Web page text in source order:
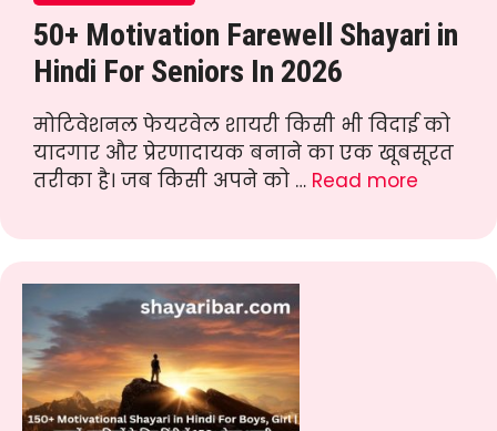
50+ Motivation Farewell Shayari in
Hindi For Seniors In 2026
मोटिवेशनल फेयरवेल शायरी किसी भी विदाई को
यादगार और प्रेरणादायक बनाने का एक खूबसूरत
तरीका है। जब किसी अपने को … Read more